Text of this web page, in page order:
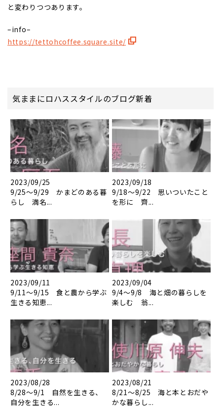
と変わりつつあります。
–info–
https://tettohcoffee.square.site/
気ままにロハススタイルのブログ新着
2023/09/25
9/25～9/29 かまどのある暮
らし 満名...
2023/09/18
9/18～9/22 思いついたこと
を形に 齊...
2023/09/11
9/11～9/15 食と農から学ぶ
生きる知恵...
2023/09/04
9/4～9/8 海と畑の暮らしを
楽しむ 翁...
2023/08/28
8/28～9/1 自然を生きる、
自分を生きる...
2023/08/21
8/21～8/25 海と本とおだや
かな暮らし...